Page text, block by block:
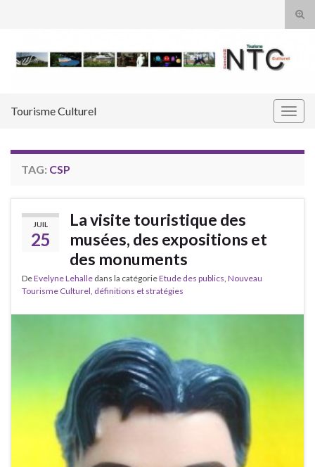
Tourisme Culturel
TAG: CSP
JUIL
25
La visite touristique des
musées, des expositions et
des monuments
DeEvelyne Lehalle dans la catégorieEtude des publics, Nouveau
Tourisme Culturel, définitions et stratégies